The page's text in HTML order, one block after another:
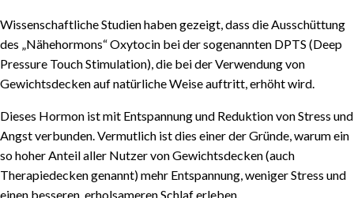
Wissenschaftliche Studien haben gezeigt, dass die Ausschüttung
des „Nähehormons“ Oxytocin bei der sogenannten DPTS (Deep
Pressure Touch Stimulation), die bei der Verwendung von
Gewichtsdecken auf natürliche Weise auftritt, erhöht wird.
Dieses Hormon ist mit Entspannung und Reduktion von Stress und
Angst verbunden. Vermutlich ist dies einer der Gründe, warum ein
so hoher Anteil aller Nutzer von Gewichtsdecken (auch
Therapiedecken genannt) mehr Entspannung, weniger Stress und
einen besseren, erholsameren Schlaf erleben.